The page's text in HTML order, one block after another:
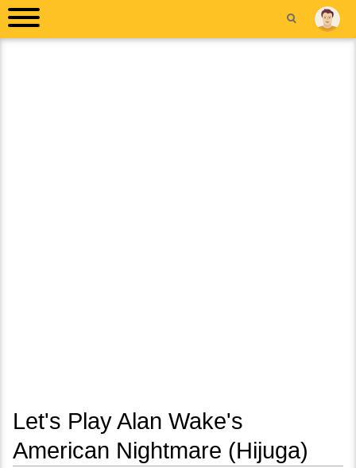
Let's Play Alan Wake's
American Nightmare (Hijuga)